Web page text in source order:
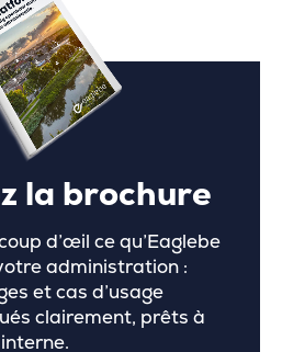
la brochure
d’œil ce qu’Eaglebe
administration :
et cas d’usage
clairement, prêts à